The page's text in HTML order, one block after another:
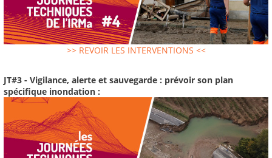
>> REVOIR LES INTERVENTIONS <<
JT#3 - Vigilance, alerte et sauvegarde : prévoir son plan
spécifique inondation :